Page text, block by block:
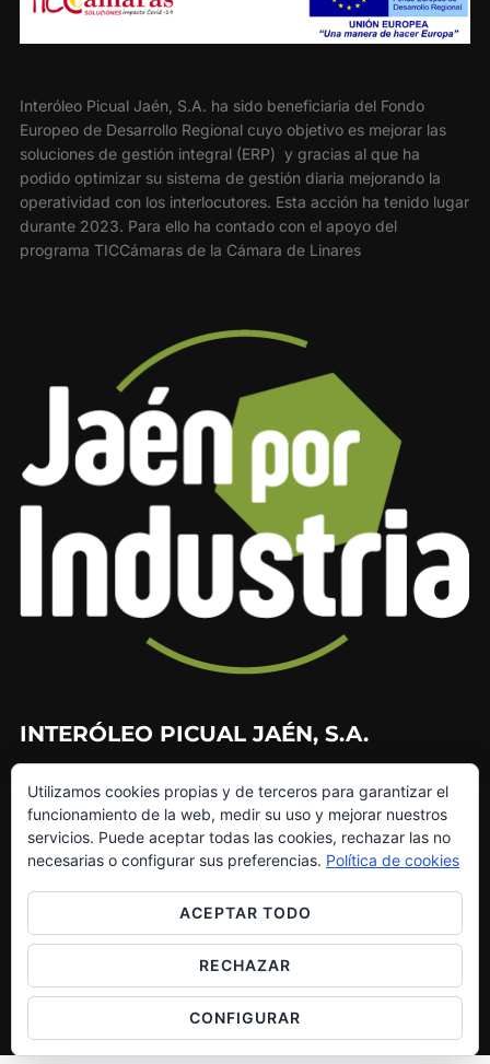
Interóleo Picual Jaén, S.A. ha sido beneficiaria del Fondo
Europeo de Desarrollo Regional cuyo objetivo es mejorar las
soluciones de gestión integral (ERP) y gracias al que ha
podido optimizar su sistema de gestión diaria mejorando la
operatividad con los interlocutores. Esta acción ha tenido lugar
durante 2023. Para ello ha contado con el apoyo del
programa TICCámaras de la Cámara de Linares
INTERÓLEO PICUAL JAÉN, S.A.
953 226 010
953 272 499
info@interoleo.com
canaldedenuncias@interoleo.com
Inspiro ThemeporWPZOOM
Utilizamos cookies propias y de terceros para garantizar el
funcionamiento de la web, medir su uso y mejorar nuestros
servicios. Puede aceptar todas las cookies, rechazar las no
necesarias o configurar sus preferencias. Política de cookies
ACEPTAR TODO
RECHAZAR
CONFIGURAR